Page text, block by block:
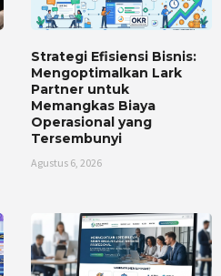
Strategi Efisiensi Bisnis:
Mengoptimalkan Lark
Partner untuk
Memangkas Biaya
Operasional yang
Tersembunyi
Agustus 6, 2026